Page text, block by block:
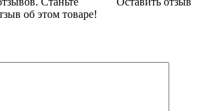
об этом товаре!